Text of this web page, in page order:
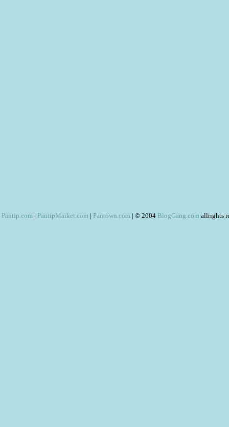
Pantip.com | PantipMarket.com | Pantown.com | © 2004 BlogGang.com allrights